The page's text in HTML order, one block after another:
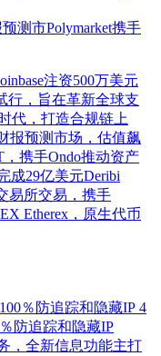
Polymarket携手
注资500万美元
行，旨在革新全球支
代，打造合规链上
报预测市场，估值飙
携手Ondo推动资产
成29亿美元Deribi
易所交易，携手
Etherex，原生代币
4
防追踪和隐藏IP